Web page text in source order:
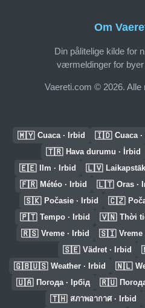
Om
Din pålitelige kilde for
værmeldinger for
Vaereti.com © 2026. Alle
🇲🇾 Cuaca · Irbid 🇮🇩 Cuaca
🇹🇷 Hava durumu · İrbid
🇪🇪 Ilm · Irbid 🇱🇻
🇫🇷 Météo · Irbid 🇱🇹 Oras ·
🇸🇰 Počasie · Irbid 🇨🇿
🇵🇹 Tempo · Irbid 🇻🇳 Thời
🇷🇸 Vreme · Irbid 🇸🇮 Vreme
🇸🇪 Vädret · Irbid
🇬🇧🇺🇸 Weather · Irbid 🇳🇱
🇺🇦 Погода · Ірбід 🇷🇺
🇹🇭 สภาพอากาศ · Irbid